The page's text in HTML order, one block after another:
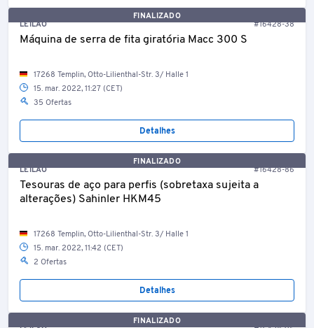
FINALIZADO
LEILÃO
#16428-38
Máquina de serra de fita giratória Macc 300 S
17268 Templin, Otto-Lilienthal-Str. 3/ Halle 1
15. mar. 2022, 11:27 (CET)
35 Ofertas
Detalhes
FINALIZADO
LEILÃO
#16428-86
Tesouras de aço para perfis (sobretaxa sujeita a
alterações) Sahinler HKM45
17268 Templin, Otto-Lilienthal-Str. 3/ Halle 1
15. mar. 2022, 11:42 (CET)
2 Ofertas
Detalhes
FINALIZADO